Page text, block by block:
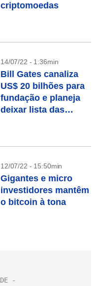
criptomoedas
14/07/22 - 1:36min
Bill Gates canaliza
US$ 20 bilhões para
fundação e planeja
deixar lista das
12/07/22 - 15:50min
Gigantes e micro
investidores mantêm
o bitcoin à tona